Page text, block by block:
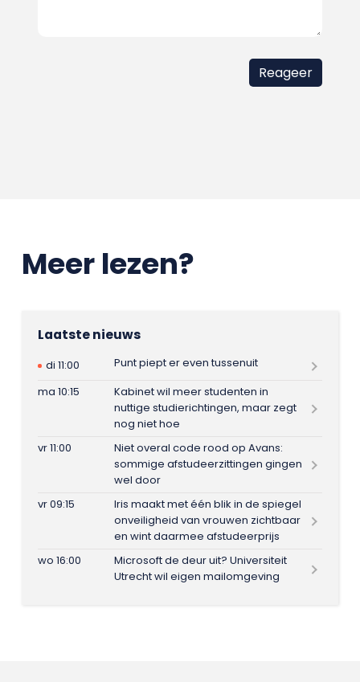
Meer lezen?
Laatste nieuws
di 11:00
Punt piept er even tussenuit
ma 10:15
Kabinet wil meer studenten in
nuttige studierichtingen, maar zegt
nog niet hoe
vr 11:00
Niet overal code rood op Avans:
sommige afstudeerzittingen gingen
wel door
vr 09:15
Iris maakt met één blik in de spiegel
onveiligheid van vrouwen zichtbaar
en wint daarmee afstudeerprijs
wo 16:00
Microsoft de deur uit? Universiteit
Utrecht wil eigen mailomgeving